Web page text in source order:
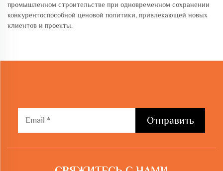
промышленном строительстве при одновременном сохранении
конкурентоспособной ценовой политики, привлекающей новых
клиентов и проекты.
Отправить